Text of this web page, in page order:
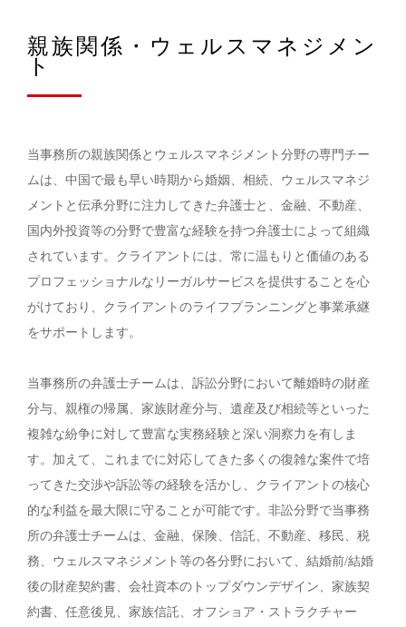
親族関係・ウェルスマネジメン
ト
当事務所の親族関係とウェルスマネジメント分野の専門チー
ムは、中国で最も早い時期から婚姻、相続、ウェルスマネジ
メントと伝承分野に注力してきた弁護士と、金融、不動産、
国内外投資等の分野で豊富な経験を持つ弁護士によって組織
されています。クライアントには、常に温もりと価値のある
プロフェッショナルなリーガルサービスを提供することを心
がけており、クライアントのライフプランニングと事業承継
をサポートします。
当事務所の弁護士チームは、訴訟分野において離婚時の財産
分与、親権の帰属、家族財産分与、遺産及び相続等といった
複雑な紛争に対して豊富な実務経験と深い洞察力を有しま
す。加えて、これまでに対応してきた多くの復雑な案件で培
ってきた交渉や訴訟等の経験を活かし、クライアントの核心
的な利益を最大限に守ることが可能です。非訟分野で当事務
所の弁護士チームは、金融、保険、信託、不動産、移民、税
務、ウェルスマネジメント等の各分野において、結婚前/結婚
後の財産契約書、会社資本のトップダウンデザイン、家族契
約書、任意後見、家族信託、オフショア・ストラクチャー